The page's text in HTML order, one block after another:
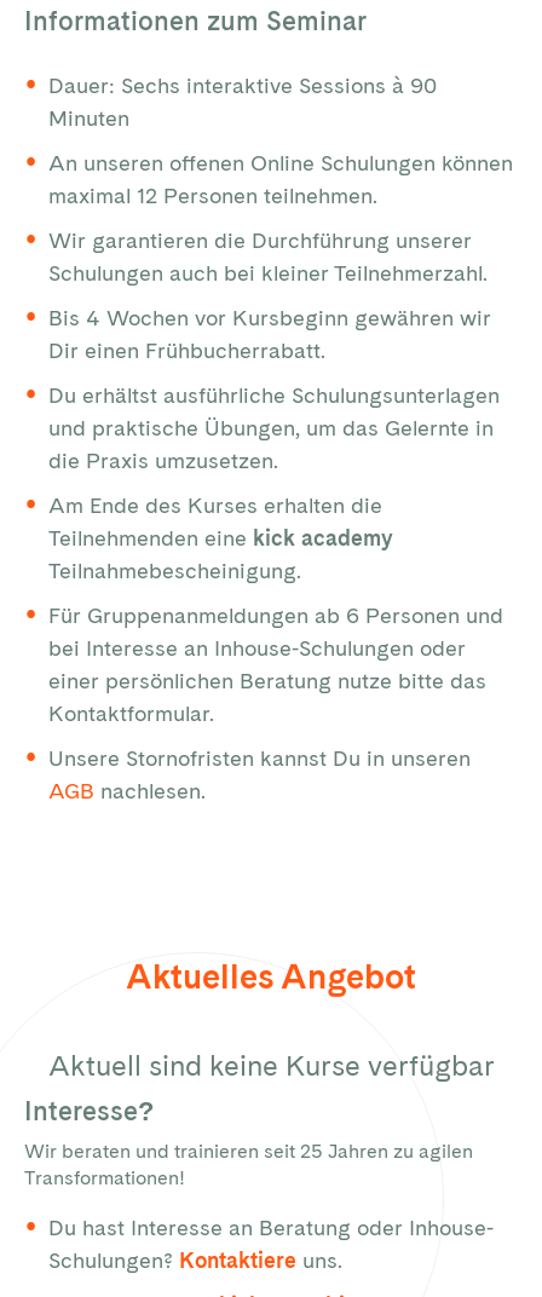
Informationen zum Seminar
Dauer: Sechs interaktive Sessions à 90
Minuten
An unseren offenen Online Schulungen können
maximal 12 Personen teilnehmen.
Wir garantieren die Durchführung unserer
Schulungen auch bei kleiner Teilnehmerzahl.
Bis 4 Wochen vor Kursbeginn gewähren wir
Dir einen Frühbucherrabatt.
Du erhältst ausführliche Schulungsunterlagen
und praktische Übungen, um das Gelernte in
die Praxis umzusetzen.
Am Ende des Kurses erhalten die
Teilnehmenden eine kick academy
Teilnahmebescheinigung.
Für Gruppenanmeldungen ab 6 Personen und
bei Interesse an Inhouse-Schulungen oder
einer persönlichen Beratung nutze bitte das
Kontaktformular.
Unsere Stornofristen kannst Du in unseren
AGB nachlesen.
Aktuelles Angebot
Aktuell sind keine Kurse verfügbar
Interesse?
Wir beraten und trainieren seit 25 Jahren zu agilen
Transformationen!
Du hast Interesse an Beratung oder Inhouse-
Schulungen? Kontaktiere uns.